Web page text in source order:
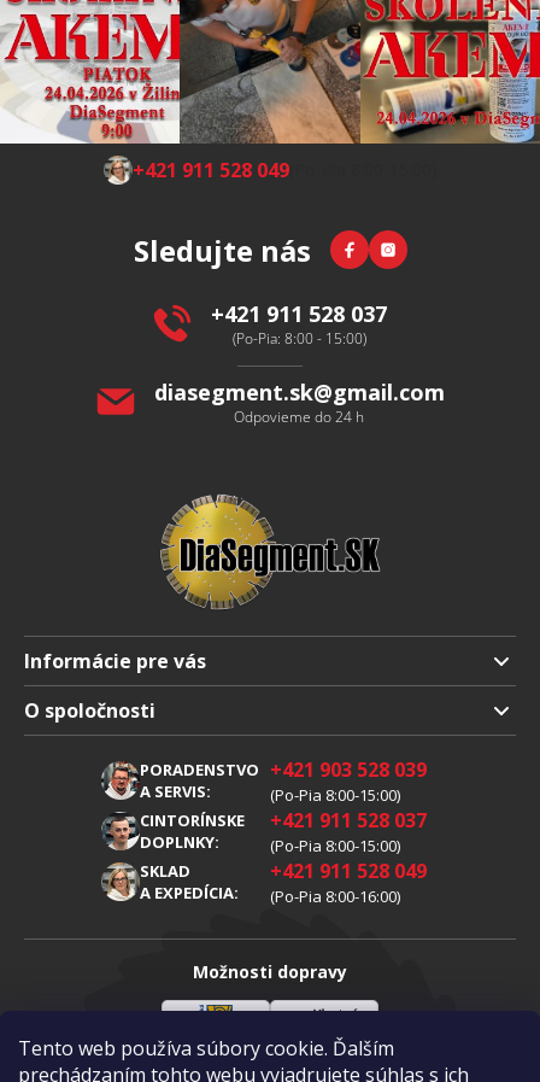
Tento web používa súbory cookie. Ďalším
prechádzaním tohto webu vyjadrujete súhlas s ich
Z +421 911 528 049(Po-Pia 8:00-15:00)
Sledujte nás Facebook
Instagram
+421 911 528 037
(Po-Pia: 8:00 - 15:00)
diasegment.sk@gmail.com
Odpovieme do 24 h
Informácie pre vás
Doprava a platba
Obchodné podmienky
Reklamácia
Spracovanie osobných údajov
O spoločnosti
PORADENSTVO
A SERVIS:
+421 903 528 039
(Po-Pia 8:00-15:00)
CINTORÍNSKE
DOPLNKY:
+421 911 528 037
(Po-Pia 8:00-15:00)
SKLAD
A EXPEDÍCIA:
+421 911 528 049
(Po-Pia 8:00-16:00)
Možnosti dopravy
Sloveenská
pošta
Vlastná
doprava
Možnosti platby